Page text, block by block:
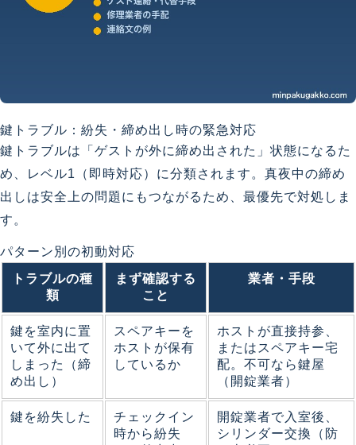
鍵トラブル：紛失・締め出し時の緊急対応
鍵トラブルは「ゲストが外に締め出された」状態になるた
め、レベル1（即時対応）に分類されます。真夜中の締め
出しは安全上の問題にもつながるため、最優先で対処しま
す。
パターン別の初動対応
トラブルの種
類
まず確認する
こと
業者・手段
鍵を室内に置
いて外に出て
しまった（締
め出し）
スペアキーを
ホストが保有
しているか
ホストが直接持参、
またはスペアキー宅
配。不可なら鍵屋
（開錠業者）
鍵を紛失した
チェックイン
時から紛失
開錠業者で入室後、
シリンダー交換（防